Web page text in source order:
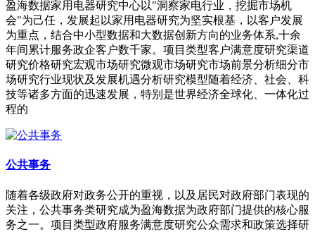
盈海数据家用电器研究中心以"洞察家电行业，挖掘市场机
会"为己任，发展起以家用电器研究为坚实根基，以客户发展
为重点，结合中小型数据和大数据创新方向的业务体系,十余
年间累计服务政企客户数千家。项目类型客户满意度研究渠道
研究价格研究宏观市场研究微观市场研究市场前景分析细分市
场研究行业现状及发展机遇分析研究模型随着经济、社会、科
技等诸多方面的迅速发展，特别是世界经济全球化、一体化过
程的
公共事务
随着各级政府对政务公开的重视，以及居民对政府部门表现的
关注，公共事务类研究成为盈海数据为政府部门提供的核心服
务之一。项目类型政府服务满意度研究公众需求和政策选择研